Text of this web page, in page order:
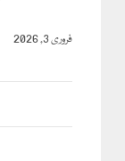
فروری 3, 2026